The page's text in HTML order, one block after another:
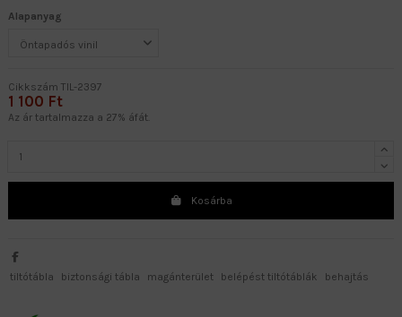
Alapanyag
Cikkszám TIL-2397
1 100 Ft
Az ár tartalmazza a 27% áfát.
Kosárba
tiltótábla biztonsági tábla magánterület belépést tiltótáblák behajtás